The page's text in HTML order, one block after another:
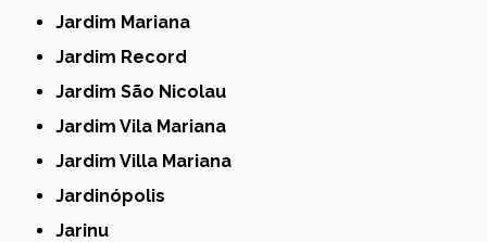
Jardim Mariana
Jardim Record
Jardim São Nicolau
Jardim Vila Mariana
Jardim Villa Mariana
Jardinópolis
Jarinu